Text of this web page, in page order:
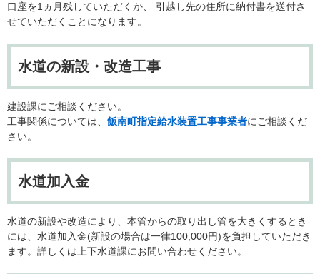
口座を1ヵ月残していただくか、 引越し先の住所に納付書を送付さ
せていただくことになります。
水道の新設・改造工事
建設課にご相談ください。
工事関係については、 飯南町指定給水装置工事事業者にご相談くだ
さい。
水道加入金
水道の新設や改造により、本管からの取り出し管を大きくするとき
には、水道加入金(新設の場合は一律100,000円)を負担していただき
ます。詳しくは上下水道課にお問い合わせください。